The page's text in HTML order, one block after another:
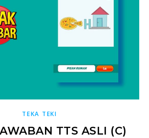
TEKA TEKI
TTS ASLI (C)